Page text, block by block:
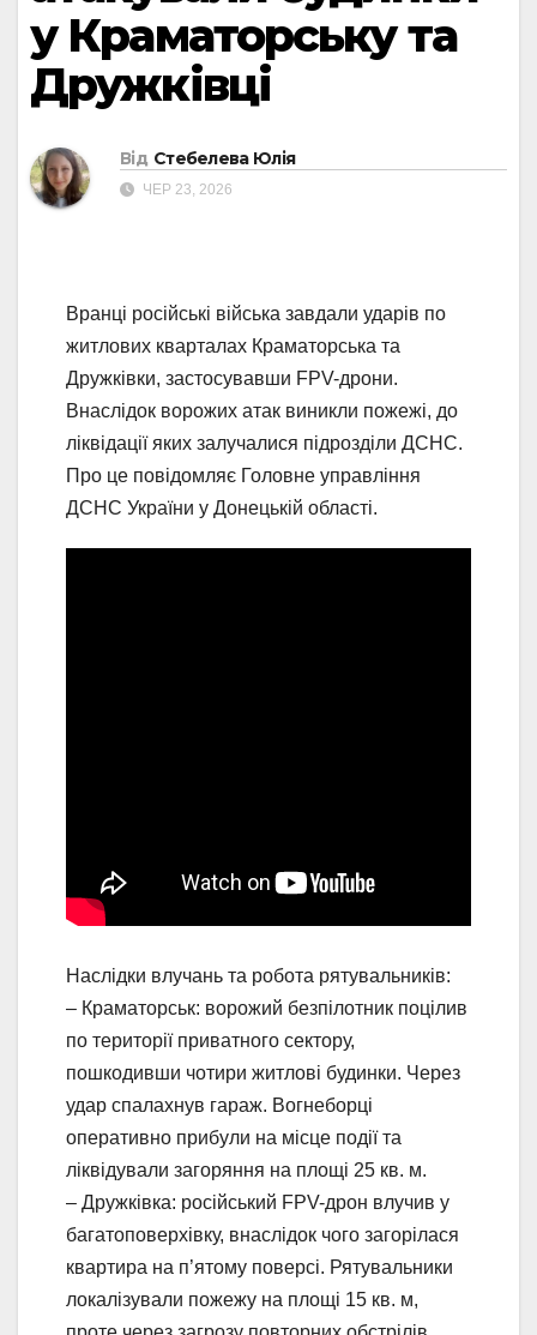
у Краматорську та
Дружківці
Від Стебелева Юлія
ЧЕР 23, 2026
Вранці російські війська завдали ударів по
житлових кварталах Краматорська та
Дружківки, застосувавши FPV-дрони.
Внаслідок ворожих атак виникли пожежі, до
ліквідації яких залучалися підрозділи ДСНС.
Про це повідомляє Головне управління
ДСНС України у Донецькій області.
Наслідки влучань та робота рятувальників:
– Краматорськ: ворожий безпілотник поцілив
по території приватного сектору,
пошкодивши чотири житлові будинки. Через
удар спалахнув гараж. Вогнеборці
оперативно прибули на місце події та
ліквідували загоряння на площі 25 кв. м.
– Дружківка: російський FPV-дрон влучив у
багатоповерхівку, внаслідок чого загорілася
квартира на п’ятому поверсі. Рятувальники
локалізували пожежу на площі 15 кв. м,